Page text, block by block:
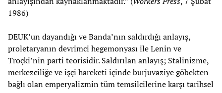
1986)
DEUK’un dayandığı ve Banda’nın saldırdığı anlayış,
proletaryanın devrimci hegemonyası ile Lenin ve
Troçki’nin parti teorisidir. Saldırılan anlayış; Stalinizme,
merkezciliğe ve işçi hareketi içinde burjuvaziye göbekten
bağlı olan emperyalizmin tüm temsilcilerine karşı tarihsel